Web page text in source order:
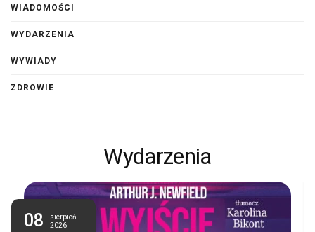
WIADOMOŚCI
WYDARZENIA
WYWIADY
ZDROWIE
Wydarzenia
08
sierpień
2026